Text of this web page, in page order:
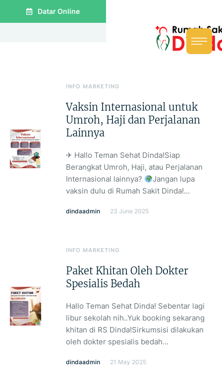
Datar Online
INFO MARKETING
Vaksin Internasional untuk
Umroh, Haji dan Perjalanan
Lainnya
✈ Hallo Teman Sehat Dinda!Siap
Berangkat Umroh, Haji, atau Perjalanan
Internasional lainnya?
Jangan lupa
vaksin dulu di Rumah Sakit Dinda!...
dindaadmin 23 June 2025
INFO MARKETING
Paket Khitan Oleh Dokter
Spesialis Bedah
Hallo Teman Sehat Dinda! Sebentar lagi
libur sekolah nih..Yuk booking sekarang
khitan di RS Dinda!Sirkumsisi dilakukan
oleh dokter spesialis bedah...
dindaadmin 21 May 2025